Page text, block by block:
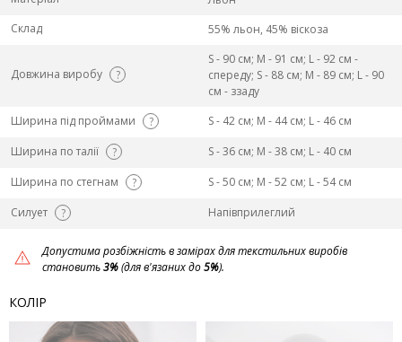
Склад
55% льон, 45% віскоза
Довжина виробу ?
S - 90 см; M - 91 см; L - 92 см -
спереду; S - 88 см; M - 89 см; L - 90
см - ззаду
Ширина під проймами
?
S - 42 см; M - 44 см; L - 46 см
Ширина по талії
?
S - 36 см; M - 38 см; L - 40 см
Ширина по стегнам
?
S - 50 см; M - 52 см; L - 54 см
Силует
? Напівприлеглий
Допустима розбіжність в замірах для текстильних виробів
становить3%(для в'язаних до5%).
КОЛІР